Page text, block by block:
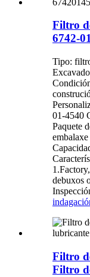
Filtro
6742-
Tipo:
01-4540
Paquete
debuxos
Filtro
Filtro